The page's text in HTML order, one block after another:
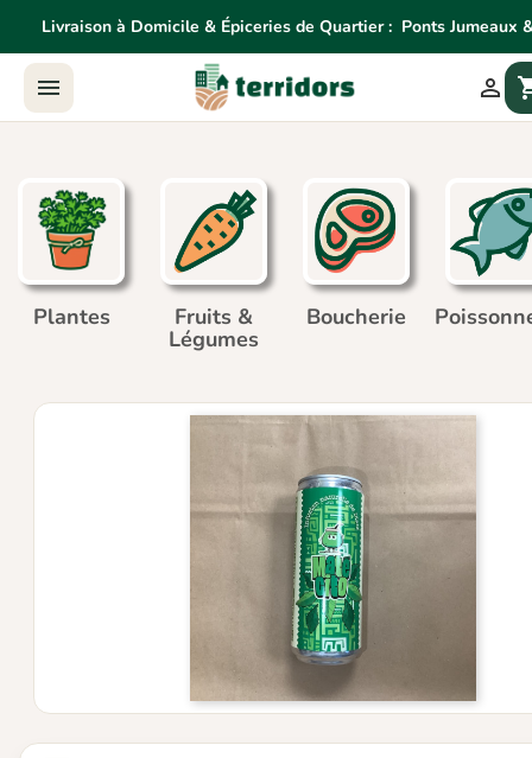
Livraison à Domicile & Épiceries de Quartier :Ponts Jumeaux
 
Livraison à Domicile & Épiceries de Quartier:Ponts
Agne
Plantes Fruits &
Légumes
Boucherie